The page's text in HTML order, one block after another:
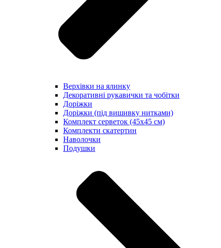
Верхівки на ялинку
Декоративні рукавички та чобітки
Доріжки
Доріжки (під вишивку нитками)
Комплект серветок (45х45 см)
Комплекти скатертин
Наволочки
Подушки